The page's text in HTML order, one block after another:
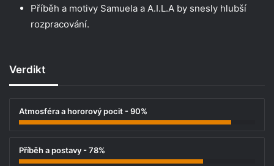
Příběh a motivy Samuela a A.I.L.A by snesly hlubší
rozpracování.
Verdikt
Atmosféra a hororový pocit - 90%
Příběh a postavy - 78%